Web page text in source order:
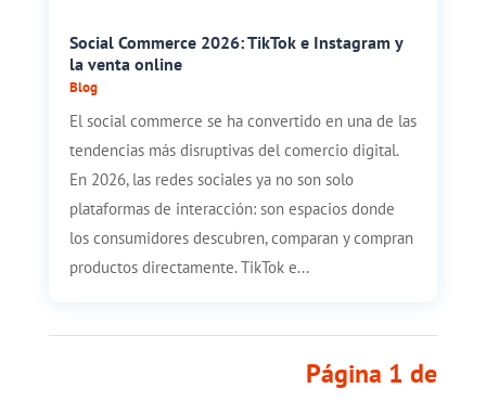
Social Commerce 2026: TikTok e Instagram y
la venta online
Blog
El social commerce se ha convertido en una de las
tendencias más disruptivas del comercio digital.
En 2026, las redes sociales ya no son solo
plataformas de interacción: son espacios donde
los consumidores descubren, comparan y compran
productos directamente. TikTok e...
Página 1 de